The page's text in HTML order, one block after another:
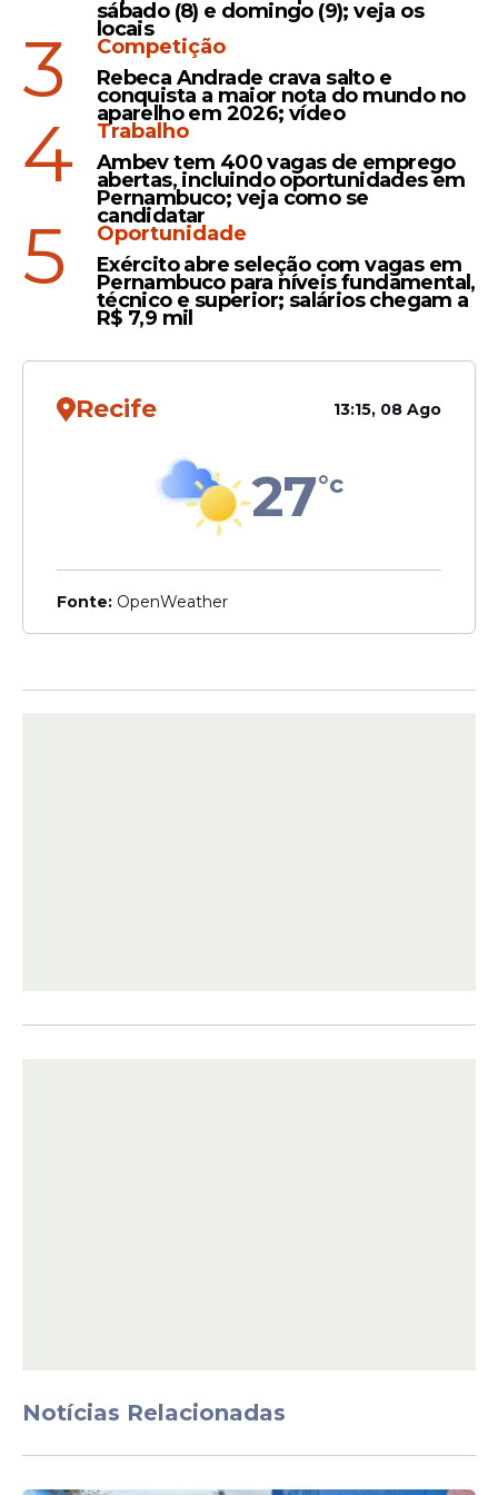
A prioridade é garantir a segurança e a
proteção da população, principalmente
em áreas mais vulneráveis a alagamentos e
deslizamentos.
Leia Também
Fortes chuvas provocam
alagamentos em diferentes
pontos do Grande Recife
nesta quarta-feira (1º
Clima
continuidade de chuva
de proteção e assistência estão em
sábado (8) e domingo (9); veja os
locais
3
Competição
Rebeca Andrade crava salto e
conquista a maior nota do mundo no
aparelho em 2026; vídeo
4
Trabalho
Ambev tem 400 vagas de emprego
abertas, incluindo oportunidades em
Pernambuco; veja como se
candidatar
5
Oportunidade
Exército abre seleção com vagas em
Pernambuco para níveis fundamental,
técnico e superior; salários chegam a
R$ 7,9 mil
Recife 13:15, 08 Ago
27°c
Fonte: OpenWeather
Notícias Relacionadas